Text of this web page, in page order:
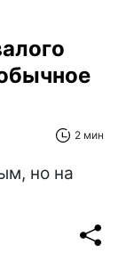
2 мин
но на